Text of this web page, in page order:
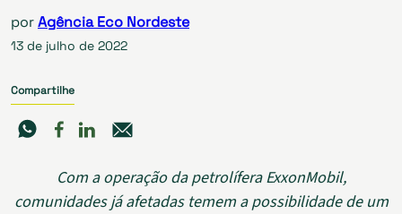
porAgência Eco Nordeste
13 de julho de 2022
Compartilhe
Com a operação da petrolífera ExxonMobil,
comunidades já afetadas temem a possibilidade de um